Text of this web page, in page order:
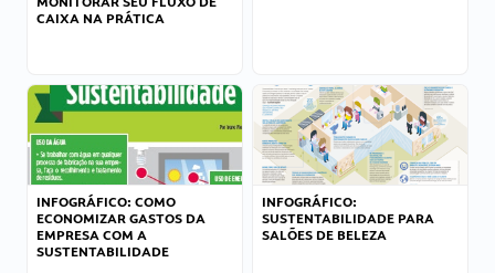
CAIXA NA PRÁTICA
INFOGRÁFICO: COMO
ECONOMIZAR GASTOS DA
EMPRESA COM A
SUSTENTABILIDADE
INFOGRÁFICO:
SUSTENTABILIDADE PARA
SALÕES DE BELEZA